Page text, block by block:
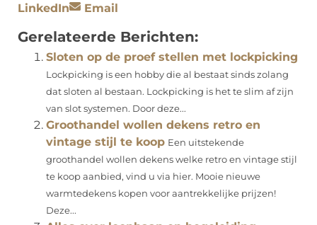
LinkedIn
Email
Gerelateerde Berichten:
Sloten op de proef stellen met lockpicking
Lockpicking is een hobby die al bestaat sinds zolang
dat sloten al bestaan. Lockpicking is het te slim af zijn
van slot systemen. Door deze...
Groothandel wollen dekens retro en
vintage stijl te koop Een uitstekende
groothandel wollen dekens welke retro en vintage stijl
te koop aanbied, vind u via hier. Mooie nieuwe
warmtedekens kopen voor aantrekkelijke prijzen!
Deze...